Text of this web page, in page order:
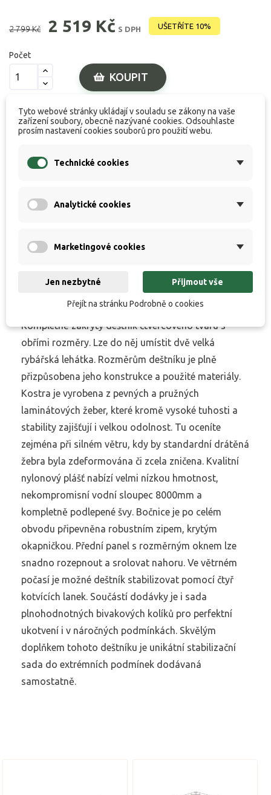
2 799 Kč 2 519 Kč S DPH UŠETŘÍTE 10%
Počet
KOUPIT
K dispozici
Popis produktu
Specifikace
Kompletně zakrytý deštník čtvercového tvaru s
obřími rozměry. Lze do něj umístit dvě velká
rybářská lehátka. Rozměrům deštníku je plně
přizpůsobena jeho konstrukce a použité materiály.
Kostra je vyrobena z pevných a pružných
laminátových žeber, které kromě vysoké tuhosti a
stability zajišťují i velkou odolnost. Tu oceníte
zejména při silném větru, kdy by standardní drátěná
žebra byla zdeformována či zcela zničena. Kvalitní
nylonový plášť nabízí velmi nízkou hmotnost,
nekompromisní vodní sloupec 8000mm a
kompletně podlepené švy. Bočnice je po celém
obvodu připevněna robustním zipem, krytým
okapničkou. Přední panel s rozměrným oknem lze
snadno rozepnout a srolovat nahoru. Ve větrném
počasí je možné deštník stabilizovat pomocí čtyř
kotvících lanek. Součástí dodávky je i sada
plnohodnotných bivakových kolíků pro perfektní
ukotvení i v náročných podmínkách. Skvělým
doplňkem tohoto deštníku je unikátní stabilizační
sada do extrémních podmínek dodávaná
samostatně.
Tyto webové stránky ukládají v souladu se zákony na vaše
zařízení soubory, obecně nazývané cookies. Odsouhlaste
prosím nastavení cookies souborů pro použití webu.
Technické cookies
Analytické cookies
Marketingové cookies
Jen nezbytné Přijmout vše
Přejít na stránku Podrobně o cookies